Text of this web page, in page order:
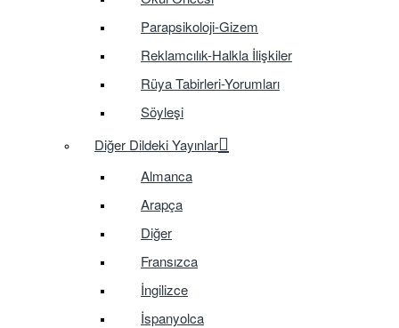
Parapsikoloji-Gizem
Reklamcılık-Halkla İlişkiler
Rüya Tabirleri-Yorumları
Söyleşi
Diğer Dildeki Yayınlar
Almanca
Arapça
Diğer
Fransızca
İngilizce
İspanyolca